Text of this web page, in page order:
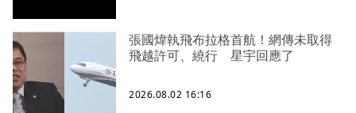
張國煒執飛布拉格首航！網傳未取得
飛越許可、繞行 星宇回應了
2026.08.02 16:16